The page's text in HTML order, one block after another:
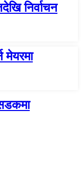
निर्वाचन
मेयरमा